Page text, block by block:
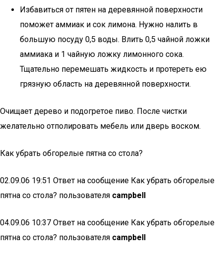
Избавиться от пятен на деревянной поверхности
поможет аммиак и сок лимона. Нужно налить в
большую посуду 0,5 воды. Влить 0,5 чайной ложки
аммиака и 1 чайную ложку лимонного сока.
Тщательно перемешать жидкость и протереть ею
грязную область на деревянной поверхности.
Очищает дерево и подогретое пиво. После чистки
желательно отполировать мебель или дверь воском.
Как убрать обгорелые пятна со стола?
02.09.06 19:51 Ответ на сообщение Как убрать обгорелые
пятна со стола? пользователя campbell
04.09.06 10:37 Ответ на сообщение Как убрать обгорелые
пятна со стола? пользователя campbell